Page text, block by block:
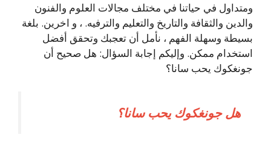
ومتداول في حياتنا في مختلف مجالات العلوم والفنون
والدين والثقافة والتاريخ والتعليم والترفيه. ، و اخرين. بلغة
بسيطة وسهلة الفهم ، نأمل أن تعجبك وتحقق أفضل
استخدام ممكن. وإليكم إجابة السؤال: هل صحيح أن
جونغكوك يحب سانا؟
هل جونغكوك يحب سانا؟